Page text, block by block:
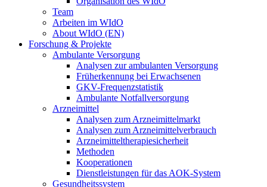
Team
Arbeiten im WIdO
About WIdO (EN)
Forschung & Projekte
Ambulante Versorgung
Analysen zur ambulanten Versorgung
Früherkennung bei Erwachsenen
GKV-Frequenzstatistik
Ambulante Notfallversorgung
Arzneimittel
Analysen zum Arzneimittelmarkt
Analysen zum Arzneimittelverbrauch
Arzneimitteltherapiesicherheit
Methoden
Kooperationen
Dienstleistungen für das AOK-System
Gesundheitssystem